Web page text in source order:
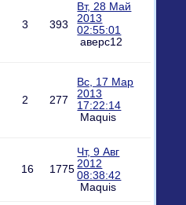
3 393
Вт, 28 Май
2013
02:55:01
аверс12
2 277
Вс, 17 Мар
2013
17:22:14
Maquis
16 1775
Чт, 9 Авг
2012
08:38:42
Maquis